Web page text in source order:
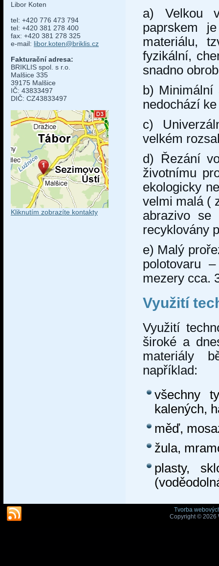
Libor Koten
tel: +420 776 473 794
tel: +420 381 278 400
fax: +420 381 278 325
e-mail: libor.koten@briklis.cz
Fakturační adresa:
BRIKLIS spol. s r.o.
Malšice 335
39175 Malšice
IČ: 43833497
DIČ: CZ43833497
Kliknutím zobrazíte kontakty
a) Velkou
paprskem
materiálu,
fyzikální,
snadno
b) Minimální
nedochází
c)
velkém
d) Řezání
životnímu
ekologicky
velmi malá (
abrazivo se
recyklovány
e) Malý
polotovaru
mezery cca.
Využití
Využití
široké a
materiály
například:
všechny
kalených,
měď,
žula,
plasty,
Tvorba
Copyright © 2026